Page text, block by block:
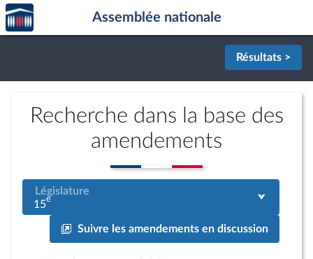
Aller au contenu
Aller en bas de la page
Accèder
à la
page
Assemblée nationale
Résultats >
Recherche dans la base des
amendements
Législature
15e
Suivre les amendements en discussion